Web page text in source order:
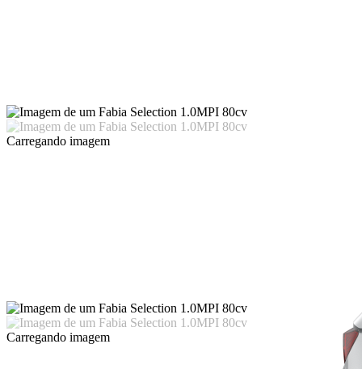
Carregando imagem
Carregando imagem